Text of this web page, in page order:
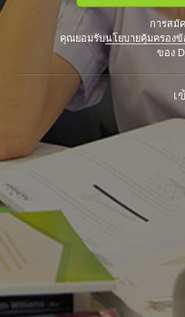
การสมั
คุณยอมรับนโยบายคุ้มครอง
ของ
เ